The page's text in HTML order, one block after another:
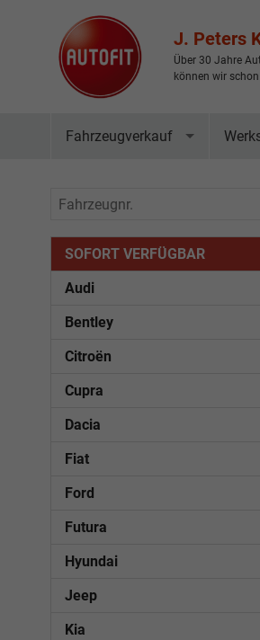
J. Peters
Über 30 Jahre
können wir
Fahrzeugverkauf
Fahrzeugnr.
SOFORT VERFÜGBAR
Audi
Bentley
Citroën
Cupra
Dacia
Fiat
Ford
Futura
Hyundai
Jeep
Kia